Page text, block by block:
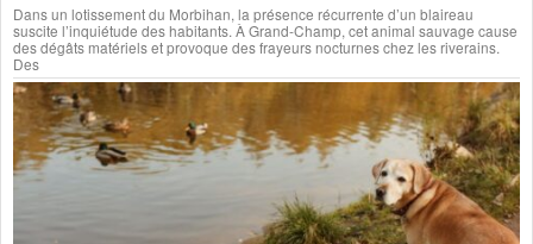
Dans un lotissement du Morbihan, la présence récurrente d’un blaireau
suscite l’inquiétude des habitants. À Grand-Champ, cet animal sauvage cause
des dégâts matériels et provoque des frayeurs nocturnes chez les riverains.
Des